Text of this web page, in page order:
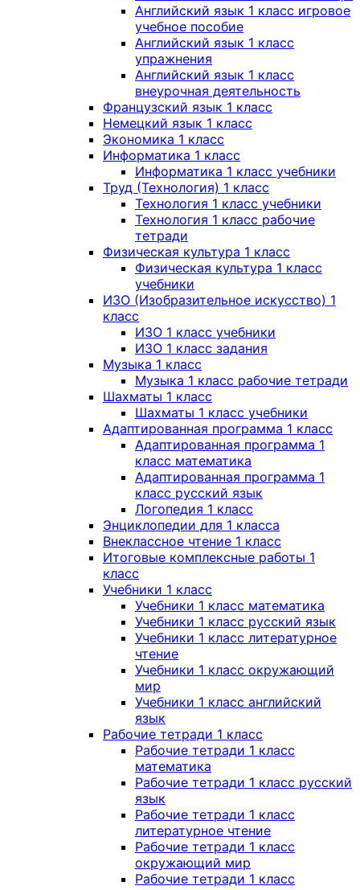
Английский язык 1 класс игровое
учебное пособие
Английский язык 1 класс
упражнения
Английский язык 1 класс
внеурочная деятельность
Французский язык 1 класс
Немецкий язык 1 класс
Экономика 1 класс
Информатика 1 класс
Информатика 1 класс учебники
Труд (Технология) 1 класс
Технология 1 класс учебники
Технология 1 класс рабочие
тетради
Физическая культура 1 класс
Физическая культура 1 класс
учебники
ИЗО (Изобразительное искусство) 1
класс
ИЗО 1 класс учебники
ИЗО 1 класс задания
Музыка 1 класс
Музыка 1 класс рабочие тетради
Шахматы 1 класс
Шахматы 1 класс учебники
Адаптированная программа 1 класс
Адаптированная программа 1
класс математика
Адаптированная программа 1
класс русский язык
Логопедия 1 класс
Энциклопедии для 1 класса
Внеклассное чтение 1 класс
Итоговые комплексные работы 1
класс
Учебники 1 класс
Учебники 1 класс математика
Учебники 1 класс русский язык
Учебники 1 класс литературное
чтение
Учебники 1 класс окружающий
мир
Учебники 1 класс английский
язык
Рабочие тетради 1 класс
Рабочие тетради 1 класс
математика
Рабочие тетради 1 класс русский
язык
Рабочие тетради 1 класс
литературное чтение
Рабочие тетради 1 класс
окружающий мир
Рабочие тетради 1 класс